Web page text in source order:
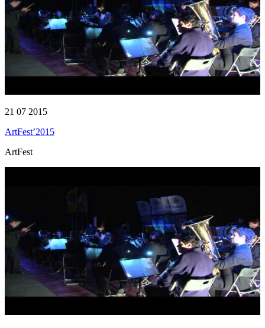
21 07 2015
ArtFest’2015
ArtFest